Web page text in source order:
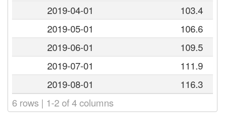
2019-04-01
103.4
2019-05-01
106.6
2019-06-01
109.5
2019-07-01
111.9
2019-08-01
116.3
6 rows | 1-2 of 4 columns